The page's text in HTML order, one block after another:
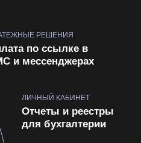
РЕШЕНИЯ
по ссылке в
и мессенджерах
ЛИЧНЫЙ КАБИНЕТ
Отчеты и реестры
для бухгалтерии